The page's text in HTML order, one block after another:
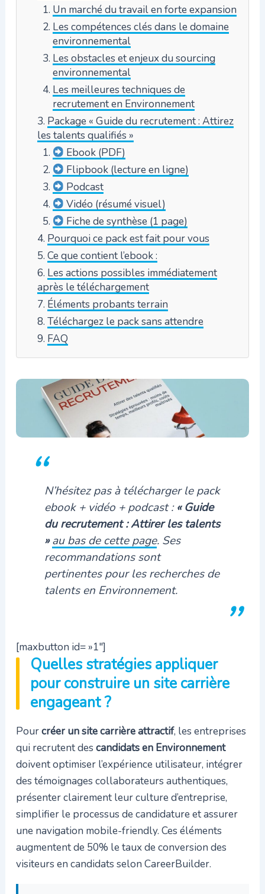
Un marché du travail en forte expansion
Les compétences clés dans le domaine
environnemental
Les obstacles et enjeux du sourcing
environnemental
Les meilleures techniques de
recrutement en Environnement
Package « Guide du recrutement : Attirez
les talents qualifiés »
Ebook (PDF)
Flipbook (lecture en ligne)
Podcast
Vidéo (résumé visuel)
Fiche de synthèse (1 page)
Pourquoi ce pack est fait pour vous
Ce que contient l’ebook :
Les actions possibles immédiatement
après le téléchargement
Éléments probants terrain
Téléchargez le pack sans attendre
FAQ
N’hésitez pas à télécharger le pack
ebook + vidéo + podcast :« Guide
du recrutement : Attirer les talents
» au bas de cette page. Ses
recommandations sont
pertinentes pour les recherches de
talents en Environnement.
[maxbutton id= »1″]
Quelles stratégies appliquer
pour construire un site carrière
engageant ?
Pourcréer un site carrière attractif, les entreprises
qui recrutent des candidats en Environnement
doivent optimiser l’expérience utilisateur, intégrer
des témoignages collaborateurs authentiques,
présenter clairement leur culture d’entreprise,
simplifier le processus de candidature et assurer
une navigation mobile-friendly. Ces éléments
augmentent de 50% le taux de conversion des
visiteurs en candidats selon CareerBuilder.